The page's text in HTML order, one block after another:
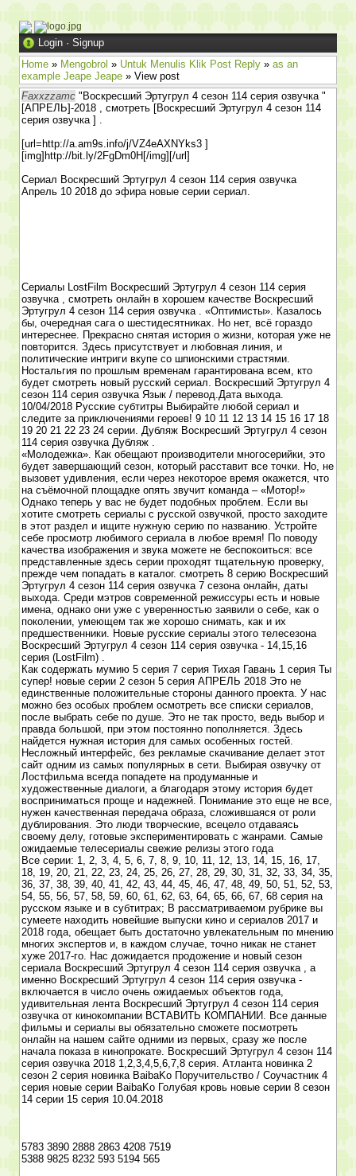
Login · Signup
Home » Mengobrol » Untuk Menulis Klik Post Reply » as an
example Jeape Jeape » View post
Faxxzzamc "Воскресший Эртугрул 4 сезон 114 серия озвучка "
[АПРЕЛЬ]-2018 , смотреть [Воскресший Эртугрул 4 сезон 114
серия озвучка ] .
[url=http://a.am9s.info/j/VZ4eAXNYks3 ]
[img]http://bit.ly/2FgDm0H[/img][/url]
Сериал Воскресший Эртугрул 4 сезон 114 серия озвучка
Апрель 10 2018 до эфира новые серии сериал.
Сериалы LostFilm Воскресший Эртугрул 4 сезон 114 серия
озвучка , смотреть онлайн в хорошем качестве Воскресший
Эртугрул 4 сезон 114 серия озвучка . «Оптимисты». Казалось
бы, очередная сага о шестидесятниках. Но нет, всё гораздо
интереснее. Прекрасно снятая история о жизни, которая уже не
повторится. Здесь присутствует и любовная линия, и
политические интриги вкупе со шпионскими страстями.
Ностальгия по прошлым временам гарантирована всем, кто
будет смотреть новый русский сериал. Воскресший Эртугрул 4
сезон 114 серия озвучка Язык / перевод.Дата выхода.
10/04/2018 Русские субтитры Выбирайте любой сериал и
следите за приключениями героев! 9 10 11 12 13 14 15 16 17 18
19 20 21 22 23 24 серии. Дубляж Воскресший Эртугрул 4 сезон
114 серия озвучка Дубляж .
«Молодежка». Как обещают производители многосерийки, это
будет завершающий сезон, который расставит все точки. Но, не
вызовет удивления, если через некоторое время окажется, что
на съёмочной площадке опять звучит команда – «Мотор!»
Однако теперь у вас не будет подобных проблем. Если вы
хотите смотреть сериалы с русской озвучкой, просто заходите
в этот раздел и ищите нужную серию по названию. Устройте
себе просмотр любимого сериала в любое время! По поводу
качества изображения и звука можете не беспокоиться: все
представленные здесь серии проходят тщательную проверку,
прежде чем попадать в каталог. смотреть 8 серию Воскресший
Эртугрул 4 сезон 114 серия озвучка 7 сезона онлайн, даты
выхода. Среди мэтров современной режиссуры есть и новые
имена, однако они уже с уверенностью заявили о себе, как о
поколении, умеющем так же хорошо снимать, как и их
предшественники. Новые русские сериалы этого телесезона
Воскресший Эртугрул 4 сезон 114 серия озвучка - 14,15,16
серия (LostFilm) .
Как содержать мумию 5 серия 7 серия Тихая Гавань 1 серия Ты
супер! новые серии 2 сезон 5 серия АПРЕЛЬ 2018 Это не
единственные положительные стороны данного проекта. У нас
можно без особых проблем осмотреть все списки сериалов,
после выбрать себе по душе. Это не так просто, ведь выбор и
правда большой, при этом постоянно пополняется. Здесь
найдется нужная история для самых особенных гостей.
Несложный интерфейс, без рекламые скачивание делает этот
сайт одним из самых популярных в сети. Выбирая озвучку от
Лостфильма всегда попадете на продуманные и
художественные диалоги, а благодаря этому история будет
восприниматься проще и надежней. Понимание это еще не все,
нужен качественная передача образа, сложившаяся от роли
дублирования. Это люди творческие, всецело отдаваясь
своему делу, готовые экспериментировать с жанрами. Самые
ожидаемые телесериалы свежие релизы этого года
Все серии: 1, 2, 3, 4, 5, 6, 7, 8, 9, 10, 11, 12, 13, 14, 15, 16, 17,
18, 19, 20, 21, 22, 23, 24, 25, 26, 27, 28, 29, 30, 31, 32, 33, 34, 35,
36, 37, 38, 39, 40, 41, 42, 43, 44, 45, 46, 47, 48, 49, 50, 51, 52, 53,
54, 55, 56, 57, 58, 59, 60, 61, 62, 63, 64, 65, 66, 67, 68 серия на
русском языке и в субтитрах; В рассматриваемом рубрике вы
сумеете находить новейшие выпуски кино и сериалов 2017 и
2018 года, обещает быть достаточно увлекательным по мнению
многих экспертов и, в каждом случае, точно никак не станет
хуже 2017-го. Нас дожидается продожение и новый сезон
сериала Воскресший Эртугрул 4 сезон 114 серия озвучка , а
именно Воскресший Эртугрул 4 сезон 114 серия озвучка -
включается в число очень ожидаемых объектов года,
удивительная лента Воскресший Эртугрул 4 сезон 114 серия
озвучка от кинокомпании ВСТАВИТЬ КОМПАНИИ. Все данные
фильмы и сериалы вы обязательно сможете посмотреть
онлайн на нашем сайте одними из первых, сразу же после
начала показа в кинопрокате. Воскресший Эртугрул 4 сезон 114
серия озвучка 2018 1,2,3,4,5,6,7,8 серия. Атланта новинка 2
сезон 2 серия новинка BaibaKo Поручительство / Соучастник 4
серия новые серии BaibaKo Голубая кровь новые серии 8 сезон
14 серии 15 серия 10.04.2018
5783 3890 2888 2863 4208 7519
5388 9825 8232 593 5194 565